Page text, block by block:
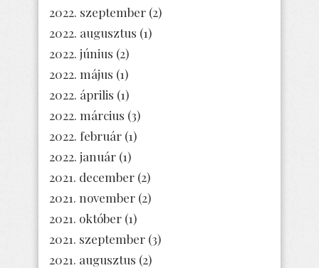
2022. szeptember (2)
2022. augusztus (1)
2022. június (2)
2022. május (1)
2022. április (1)
2022. március (3)
2022. február (1)
2022. január (1)
2021. december (2)
2021. november (2)
2021. október (1)
2021. szeptember (3)
2021. augusztus (2)